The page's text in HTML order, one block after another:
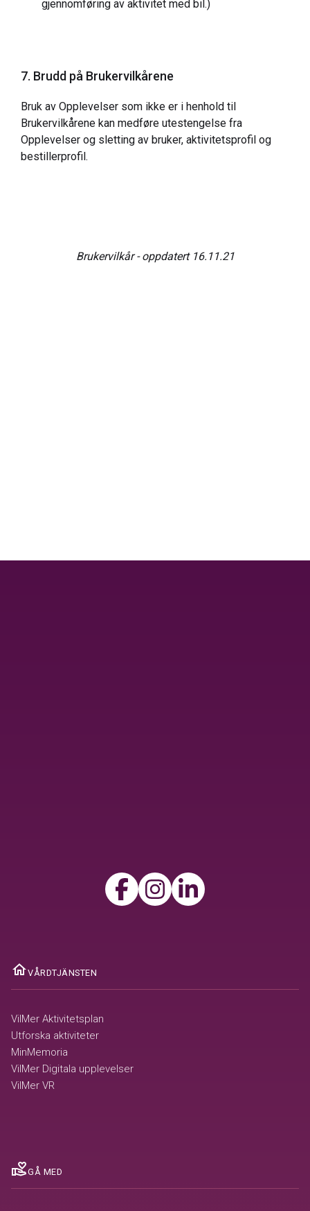
gjennomføring av aktivitet med bil.)
7. Brudd på Brukervilkårene
Bruk av Opplevelser som ikke er i henhold til
Brukervilkårene kan medføre utestengelse fra
Opplevelser og sletting av bruker, aktivitetsprofil og
bestillerprofil.
Brukervilkår - oppdatert 16.11.21
homeVÅRDTJÄNSTEN
VilMer Aktivitetsplan
Utforska aktiviteter
MinMemoria
VilMer Digitala upplevelser
VilMer VR
volunteer_activismGÅ MED